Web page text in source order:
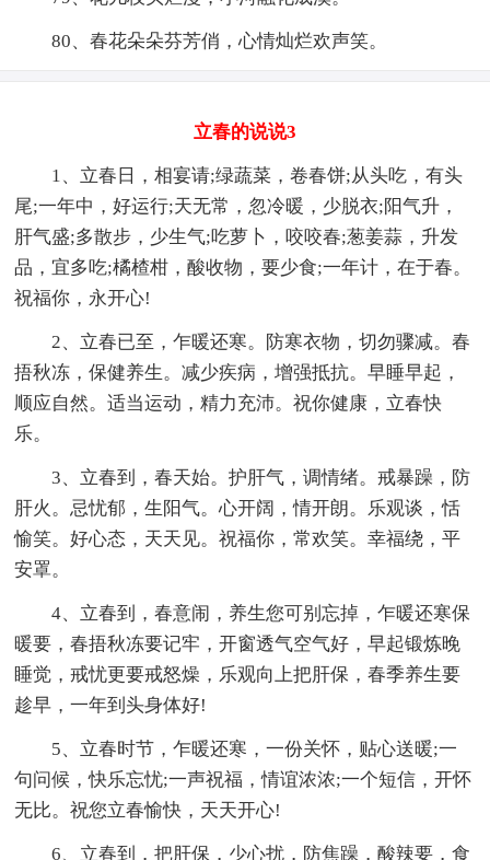
80、春花朵朵芬芳俏，心情灿烂欢声笑。
立春的说说3
1、立春日，相宴请;绿蔬菜，卷春饼;从头吃，有头
尾;一年中，好运行;天无常，忽冷暖，少脱衣;阳气升，
肝气盛;多散步，少生气;吃萝卜，咬咬春;葱姜蒜，升发
品，宜多吃;橘楂柑，酸收物，要少食;一年计，在于春。
祝福你，永开心!
2、立春已至，乍暖还寒。防寒衣物，切勿骤减。春
捂秋冻，保健养生。减少疾病，增强抵抗。早睡早起，
顺应自然。适当运动，精力充沛。祝你健康，立春快
乐。
3、立春到，春天始。护肝气，调情绪。戒暴躁，防
肝火。忌忧郁，生阳气。心开阔，情开朗。乐观谈，恬
愉笑。好心态，天天见。祝福你，常欢笑。幸福绕，平
安罩。
4、立春到，春意闹，养生您可别忘掉，乍暖还寒保
暖要，春捂秋冻要记牢，开窗透气空气好，早起锻炼晚
睡觉，戒忧更要戒怒燥，乐观向上把肝保，春季养生要
趁早，一年到头身体好!
5、立春时节，乍暖还寒，一份关怀，贴心送暖;一
句问候，快乐忘忧;一声祝福，情谊浓浓;一个短信，开怀
无比。祝您立春愉快，天天开心!
6、立春到，把肝保，少心扰，防焦躁，酸辣要，食